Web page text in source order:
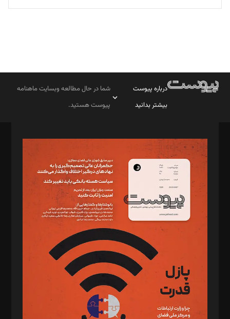
درباره پیوست
بیشتر بدانید
شما در حال مطالعه وبسایت ماهنامه
پیوست هستید.
مدیر مسئول: محمدباقر اثنی‌عشری
سردبیر: مهرک محمودی
دبیر تحریریه: میثم قاسمی
د‌بیر ناداستان: سمانه سمیع
د‌بیر خدمت و تجارت: ابوالفضل رجبی
د‌بیر حقوق فناوری: حسام‌الدین ایپکچی
د‌بیر پیوست جهان: مینا پاکدل
د‌بیر تحریریه آنلاین: بابک نقاش
تحریریه‌: مجتبی محمود‌ی، آرش برهمند، یسنا امان‌پور، سروش کرمیان،
مصطفی مسجدی آرانی، ابوالفضل رجبی، زهرا فکرانه، فائزه فتحی
رستمی،مصطفی باستان
ویرایش: نگار استاد‌‌آقا
طراح یونیفرم: مجید توکلی